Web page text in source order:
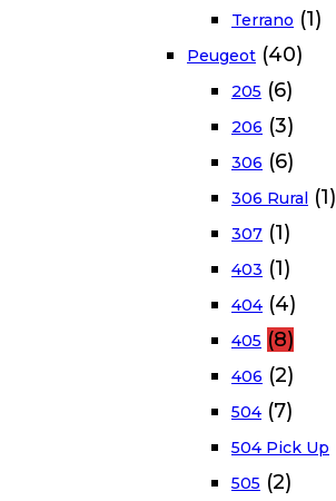
Terrano (1)
Peugeot (40)
205 (6)
206 (3)
306 (6)
306 Rural (1)
307 (1)
403 (1)
404 (4)
405 (8)
406 (2)
504 (7)
504 Pick Up
505 (2)